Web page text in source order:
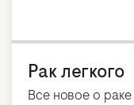
Рак легкого
Все новое о раке